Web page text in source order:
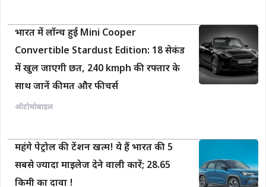
भारत में लॉन्च हुई Mini Cooper
Convertible Stardust Edition: 18 सेकंड
में खुल जाएगी छत, 240 kmph की रफ्तार के
साथ जानें कीमत और फीचर्स
ऑटोमोबाइल
महंगे पेट्रोल की टेंशन खत्म! ये हैं भारत की 5
सबसे ज्यादा माइलेज देने वाली कारें; 28.65
किमी का दावा !